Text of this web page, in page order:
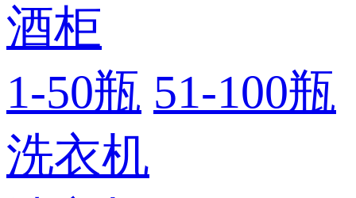
酒柜
1-50瓶 51-100瓶
洗衣机